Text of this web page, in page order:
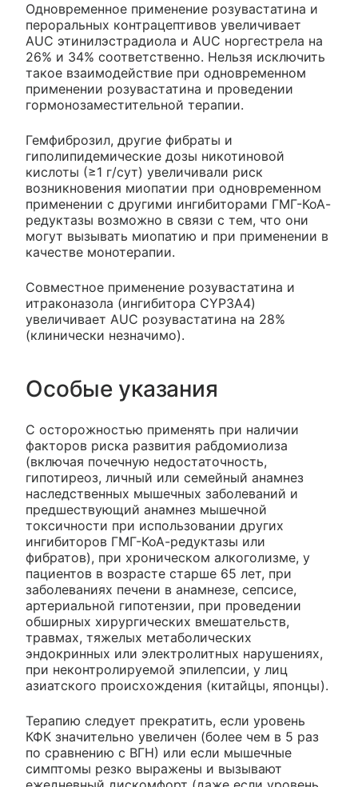
Одновременное применение розувастатина и
пероральных контрацептивов увеличивает
AUC этинилэстрадиола и AUC норгестрела на
26% и 34% соответственно. Нельзя исключить
такое взаимодействие при одновременном
применении розувастатина и проведении
гормонозаместительной терапии.
Гемфиброзил, другие фибраты и
гиполипидемические дозы никотиновой
кислоты (≥1 г/сут) увеличивали риск
возникновения миопатии при одновременном
применении с другими ингибиторами ГМГ-КоА-
редуктазы возможно в связи с тем, что они
могут вызывать миопатию и при применении в
качестве монотерапии.
Совместное применение розувастатина и
итраконазола (ингибитора CYP3A4)
увеличивает AUC розувастатина на 28%
(клинически незначимо).
Особые указания
С осторожностью применять при наличии
факторов риска развития рабдомиолиза
(включая почечную недостаточность,
гипотиреоз, личный или семейный анамнез
наследственных мышечных заболеваний и
предшествующий анамнез мышечной
токсичности при использовании других
ингибиторов ГМГ-КоА-редуктазы или
фибратов), при хроническом алкоголизме, у
пациентов в возрасте старше 65 лет, при
заболеваниях печени в анамнезе, сепсисе,
артериальной гипотензии, при проведении
обширных хирургических вмешательств,
травмах, тяжелых метаболических
эндокринных или электролитных нарушениях,
при неконтролируемой эпилепсии, у лиц
азиатского происхождения (китайцы, японцы).
Терапию следует прекратить, если уровень
КФК значительно увеличен (более чем в 5 раз
по сравнению с ВГН) или если мышечные
симптомы резко выражены и вызывают